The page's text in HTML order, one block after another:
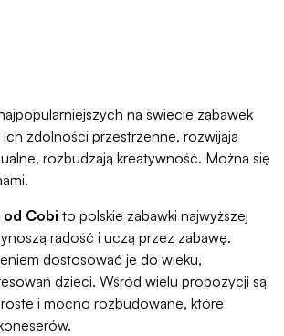
na świecie zabawek
zdolności przestrzenne, rozwijają
rozbudzają kreatywność. Można się
od Cobi to polskie zabawki najwyższej
radość i uczą przez zabawę.
dostosować je do wieku,
dzieci. Wśród wielu propozycji są
i mocno rozbudowane, które